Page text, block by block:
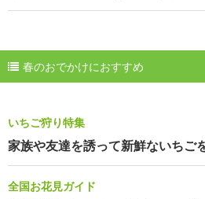
春のおでかけにおすすめ
いちご狩り特集
家族や友達を誘って新鮮ないちご
全国お花見ガイド